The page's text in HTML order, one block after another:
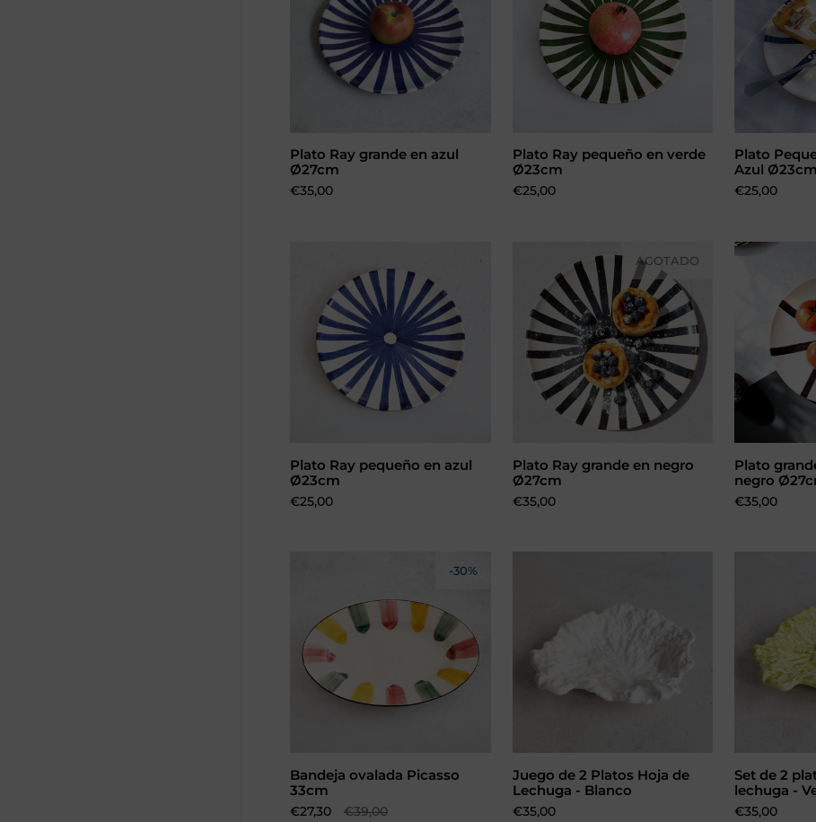
Añadir al carrito
Plato Ray grande en azul
Ø27cm
Precio:
€35,00
Añadir al carrito
Plato Ray pequeño en verde
Ø23cm
Precio:
€25,00
Plato
Azul Ø23cm
Precio:
€25,00
Añadir al carrito
Plato Ray pequeño en azul
Ø23cm
Precio:
€25,00
Plato Ray grande en negro
Ø27cm
Precio:
€35,00
AGOTADO
Plato
negro
Precio:
€35,00
Añadir al carrito
Bandeja ovalada Picasso
33cm
Precio de oferta:
€27,30 Precio normal:
€39,00
-30%
Añadir al carrito
Juego de 2 Platos Hoja de
Lechuga - Blanco
Precio:
€35,00
Set de 2
lechuga -
Precio:
€35,00